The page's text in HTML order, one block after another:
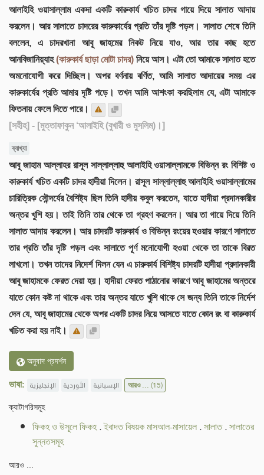
আলাইহি ওয়াসাল্লাম একদা একটি কারুকার্য খচিত চাদর গায়ে দিয়ে সালাত আদায়
করলেন। আর সালাতে চাদরের কারুকার্যের প্রতি তাঁর দৃষ্টি পড়ল। সালাত শেষে তিনি
বললেন, এ চাদরখানা আবূ জাহমের নিকট নিয়ে যাও, আর তার কাছ হতে
আনবিজানিয়্যাহ(কারুকার্য ছাড়া মোটা চাদর) নিয়ে আস। এটা তো আমাকে সালাত হতে
অমনোযোগী করে দিচ্ছিল। অপর বর্ণনায় বর্ণিত, আমি সালাত আদায়ের সময় এর
কারুকার্যের প্রতি আমার দৃষ্টি পড়ে। তখন আমি আশংকা করছিলাম যে, এটা আমাকে
ফিতনায় ফেলে দিতে পারে।
[সহীহ] - [মুত্তাফাকুন ‘আলাইহি (বুখারী ও মুসলিম)।]
ব্যাখ্যা
আবূ জাহাম আল্লাহর রাসূল সাল্লাল্লাহু আলাইহি ওয়াসাল্লামকে বিভিন্ন রং বিশিষ্ট ও
কারুকার্য খচিত একটি চাদর হাদীয়া দিলেন। রাসূল সাল্লাল্লাহু আলাইহি ওয়াসাল্লামের
চারিত্রিক সৌন্দর্যের বৈশিষ্ট্য ছিল তিনি হাদীয় কবুল করতেন, যাতে হাদীয়া প্রদানকারীর
অন্তর খুশি হয়। তাই তিনি তার থেকে তা গ্রহণ করলেন। আর তা গায়ে দিয়ে তিনি
সালাত আদায় করলেন। আর চাদরটি কারুকার্য ও বিভিন্ন রংয়ের হওয়ার কারণে সালাতে
তার প্রতি তাঁর দৃষ্টি পড়ল এবং সালাতে পূর্ণ মনোযোগী হওয়া থেকে তা তাকে বিরত
লাখলো। তখন তাদের নিদের্শ দিলন যেন এ চারুকার্য বিশিষ্ট্য চাদরটি হাদীয়া প্রদানকারী
আবূ জাহামকে ফেরত দেয়া হয়। হাদীয়া ফেরত পাঠানোর কারণে আবূ জাহামের অন্তরে
যাতে কোন কষ্ট না থাকে এবং তার অন্তর যাতে খুশি থাকে সে জন্য তিনি তাকে নির্দেশ
দেন যে, আবূ জাহামের থেকে অপর একটি চাদর নিয়ে আসতে যাতে কোন রং বা কারুকার্য
খচিত করা হয় নাই।
অনুবাদ প্রদর্শন
ভাষা: الإنجليزية الأوردية الإسبانية আরও ...(15)
ক্যাটাগরিসমূহ
ফিকহ ও উসূলে ফিকহ.ইবাদত বিষয়ক মাসআল-মাসায়েল.সালাত.সালাতের
সুন্নতসমূহ
আরও ...